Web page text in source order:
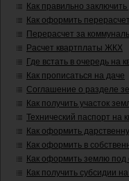
Как правильно
Как оформить
Перерасчет за
Расчет квартплаты ЖКХ
Где встать в очередь на
Как прописаться на даче
Соглашение о разделе
Как получить участок
Технический паспорт на
Как оформить
Как оформить в
Как оформить землю под
Как получить субсидии